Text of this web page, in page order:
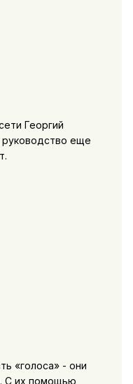
Георгий
руководство еще
«голоса» - они
С их помощью